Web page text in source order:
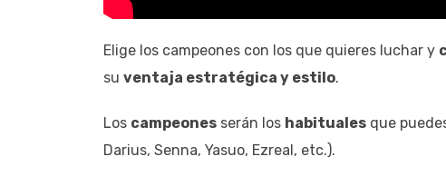
Elige los campeones con los que quieres luchar y
su ventaja estratégica y estilo.
Los campeones serán los habituales que
Darius, Senna, Yasuo, Ezreal, etc.).